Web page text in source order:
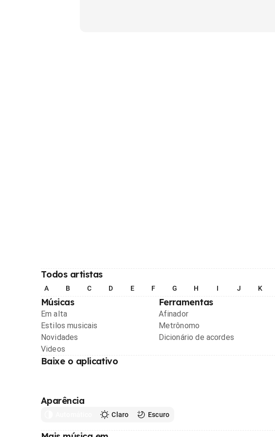
Todos artistas
A B C D E F G H I J K
Músicas
Em alta
Estilos musicais
Novidades
Videos
Ferramentas
Afinador
Metrônomo
Dicionário de acordes
Baixe o aplicativo
Aparência
Claro Escuro